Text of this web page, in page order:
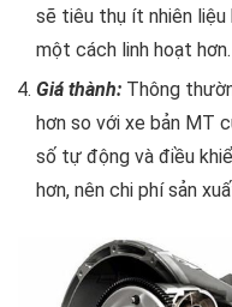
sẽ tiêu thụ ít nhiên
một cách linh hoạt hơn.
Giá thành: Thông
hơn so với xe bản MT
số tự động và điều
hơn, nên chi phí sản